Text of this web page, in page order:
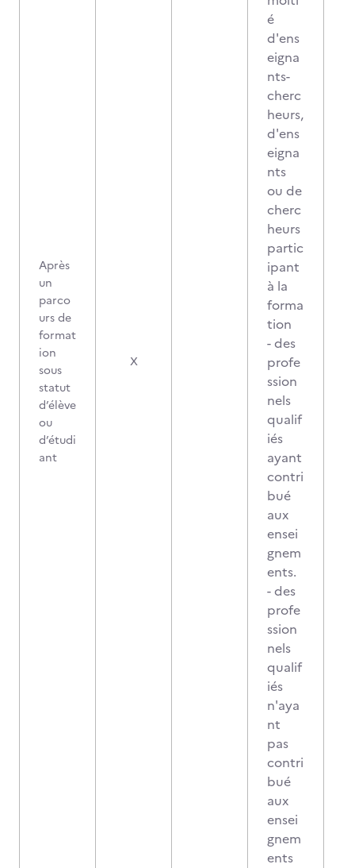
Après
un
parco
urs de
format
ion
sous
statut
d’élève
ou
d’étudi
ant
X
é
d'ens
eigna
nts-
cherc
heurs,
d'ens
eigna
nts
ou de
cherc
heurs
partic
ipant
à la
forma
tion
- des
profe
ssion
nels
qualif
iés
ayant
contri
bué
aux
ensei
gnem
ents.
- des
profe
ssion
nels
qualif
iés
n'aya
nt
pas
contri
bué
aux
ensei
gnem
ents